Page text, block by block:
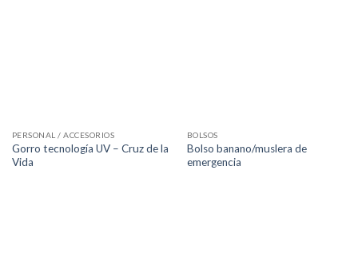
PERSONAL / ACCESORIOS
Gorro tecnología UV – Cruz de la
Vida
BOLSOS
Bolso banano/muslera de
emergencia